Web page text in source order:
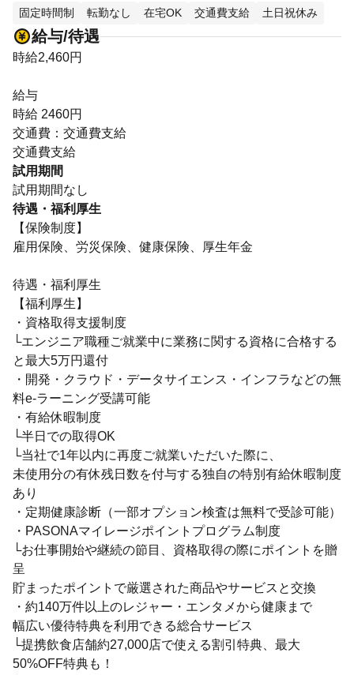
固定時間制 転勤なし 在宅OK 交通費支給 土日祝休み
給与/待遇
時給2,460円
給与
時給 2460円
交通費：交通費支給
交通費支給
試用期間
試用期間なし
待遇・福利厚生
【保険制度】
雇用保険、労災保険、健康保険、厚生年金
待遇・福利厚生
【福利厚生】
・資格取得支援制度
└エンジニア職種ご就業中に業務に関する資格に合格する
と最大5万円還付
・開発・クラウド・データサイエンス・インフラなどの無
料e-ラーニング受講可能
・有給休暇制度
└半日での取得OK
└当社で1年以内に再度ご就業いただいた際に、
未使用分の有休残日数を付与する独自の特別有給休暇制度
あり
・定期健康診断（一部オプション検査は無料で受診可能）
・PASONAマイレージポイントプログラム制度
└お仕事開始や継続の節目、資格取得の際にポイントを贈
呈
貯まったポイントで厳選された商品やサービスと交換
・約140万件以上のレジャー・エンタメから健康まで
幅広い優待特典を利用できる総合サービス
└提携飲食店舗約27,000店で使える割引特典、最大
50%OFF特典も！